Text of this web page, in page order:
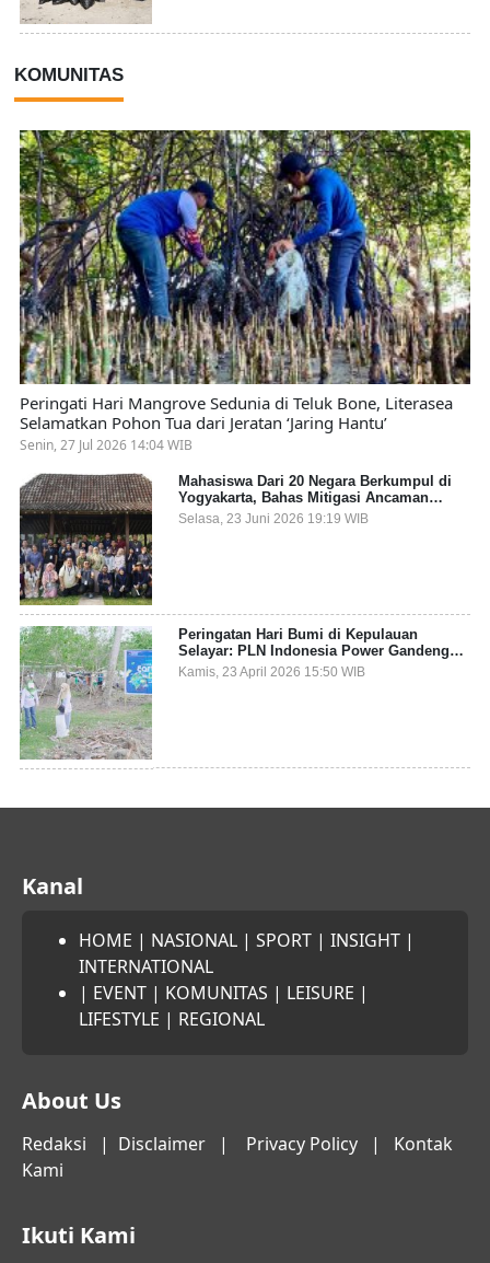
KOMUNITAS
Peringati Hari Mangrove Sedunia di Teluk Bone, Literasea
Selamatkan Pohon Tua dari Jeratan ‘Jaring Hantu’
Senin, 27 Jul 2026 14:04 WIB
Mahasiswa Dari 20 Negara Berkumpul di
Yogyakarta, Bahas Mitigasi Ancaman
Kesehatan Global
Selasa, 23 Juni 2026 19:19 WIB
Peringatan Hari Bumi di Kepulauan
Selayar: PLN Indonesia Power Gandeng
Pemda dan Komunitas, Giatkan Restorasi
Mangrove
Kamis, 23 April 2026 15:50 WIB
Kanal
HOME | NASIONAL | SPORT | INSIGHT |
INTERNATIONAL
| EVENT | KOMUNITAS | LEISURE |
LIFESTYLE | REGIONAL
About Us
Redaksi | Disclaimer | Privacy Policy | Kontak
Kami
Ikuti Kami